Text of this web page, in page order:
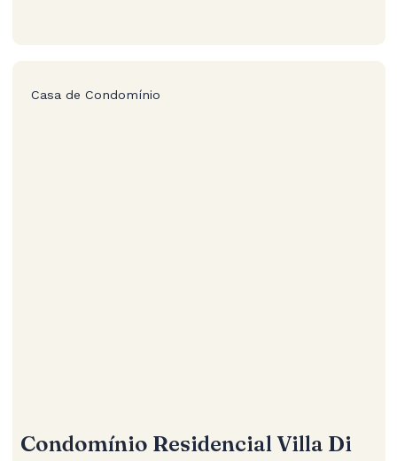
Casa de Condomínio
Condomínio Residencial Villa Di